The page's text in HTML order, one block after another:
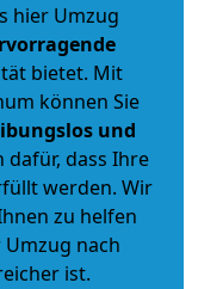
hier Umzug
bietet. Mit
können Sie
und
dass Ihre
werden. Wir
zu helfen
nach
ist.